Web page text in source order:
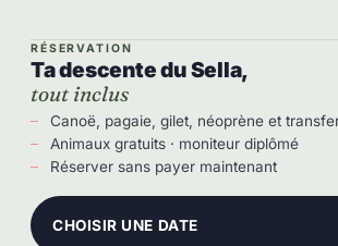
RÉSERVATION
Ta descente du Sella,
tout inclus
Canoë, pagaie, gilet, néoprène et
Animaux gratuits · moniteur diplômé
Réserver sans payer maintenant
CHOISIR UNE DATE